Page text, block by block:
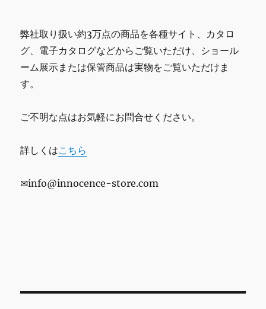
弊社取り扱い約3万点の商品を各種サイト、カタロ
グ、電子カタログなどからご覧いただけ、ショール
ーム展示または保管商品は実物をご覧いただけま
す。
ご不明な点はお気軽にお問合せください。
詳しくはこちら
✉info@innocence-store.com